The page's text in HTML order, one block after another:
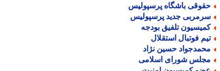
باشگاه پرسپولیس
جدید پرسپولیس
تلفیق بودجه
فوتبال استقلال
حسین نژاد
شورای اسلامی